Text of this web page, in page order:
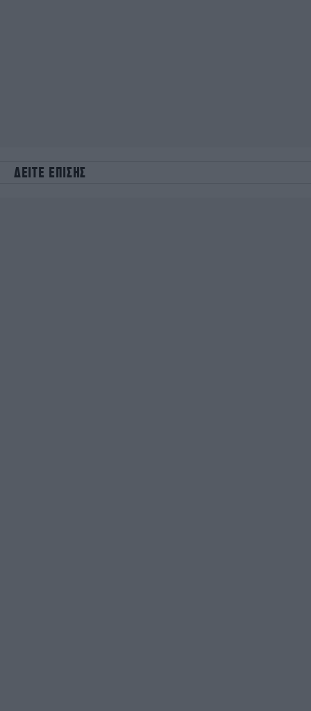
ΔΕΙΤΕ ΕΠΙΣΗΣ